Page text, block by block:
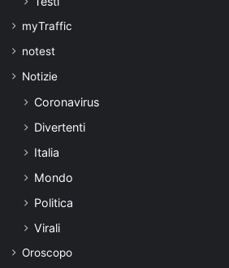
myTraffic
notest
Notizie
Coronavirus
Divertenti
Italia
Mondo
Politica
Virali
Oroscopo